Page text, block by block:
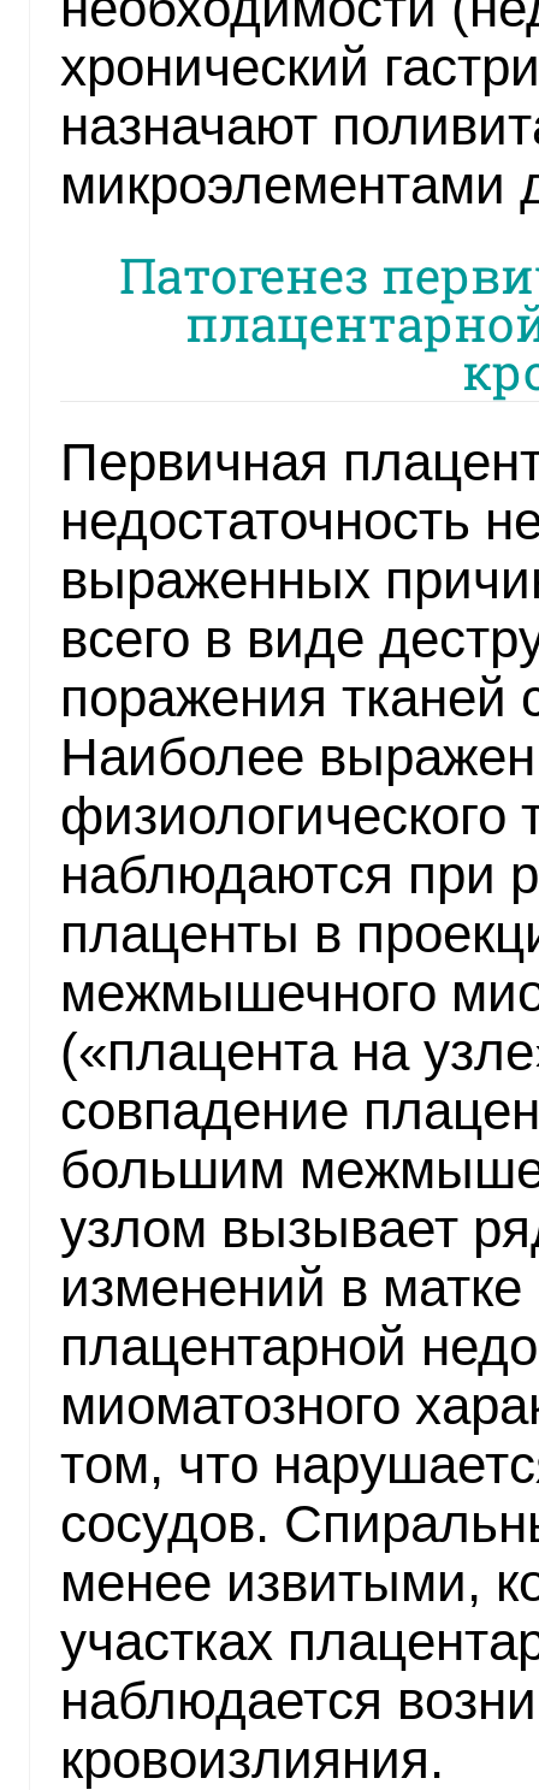
хронический
назначают
микроэлементами
Патогенез
Первичная
недостаточность
выраженных
всего в виде
поражения тканей
Наиболее
физиологического
наблюдаются при
плаценты в
межмышечного
(«плацента на
совпадение
большим
узлом вызывает
изменений в
плацентарной
миоматозного
том, что
сосудов.
менее извитыми,
участках
наблюдается
кровоизлияния.